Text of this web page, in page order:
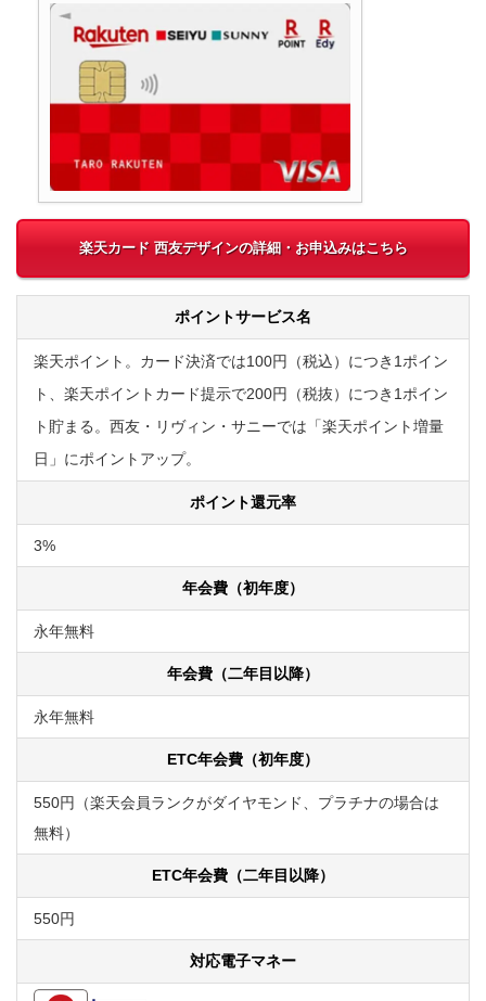
楽天カード 西友デザインの詳細・お申込みはこちら
ポイントサービス名
楽天ポイント。カード決済では100円（税込）につき1ポイン
ト、楽天ポイントカード提示で200円（税抜）につき1ポイン
ト貯まる。西友・リヴィン・サニーでは「楽天ポイント増量
日」にポイントアップ。
ポイント還元率
3%
年会費（初年度）
永年無料
年会費（二年目以降）
永年無料
ETC年会費（初年度）
550円（楽天会員ランクがダイヤモンド、プラチナの場合は
無料）
ETC年会費（二年目以降）
550円
対応電子マネー